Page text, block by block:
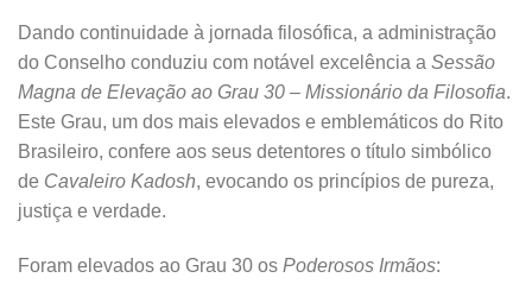
Dando continuidade à jornada filosófica, a administração
do Conselho conduziu com notável excelência a Sessão
Magna de Elevação ao Grau 30 – Missionário da Filosofia.
Este Grau, um dos mais elevados e emblemáticos do Rito
Brasileiro, confere aos seus detentores o título simbólico
de Cavaleiro Kadosh, evocando os princípios de pureza,
justiça e verdade.
Foram elevados ao Grau 30 os Poderosos Irmãos: